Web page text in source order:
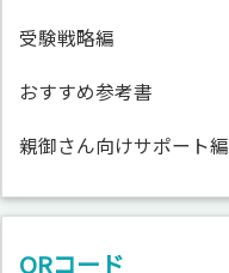
受験戦略編
おすすめ参考書
親御さん向けサポート編
QRコード